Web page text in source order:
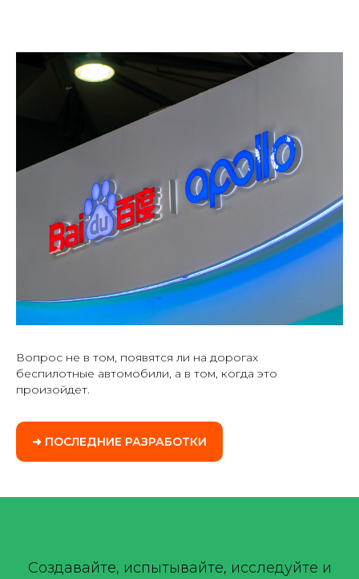
Вопрос не в том, появятся ли на дорогах
беспилотные автомобили, а в том, когда это
произойдет.
➜ ПОСЛЕДНИЕ РАЗРАБОТКИ
Создавайте, испытывайте, исследуйте и